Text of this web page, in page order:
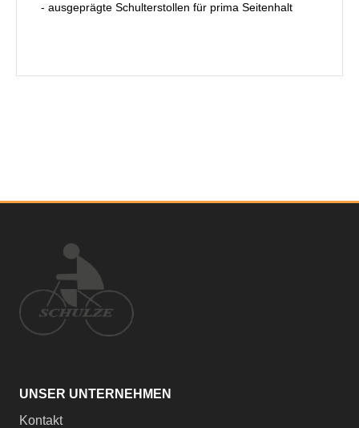
- ausgeprägte Schulterstollen für prima Seitenhalt
UNSER UNTERNEHMEN
Kontakt